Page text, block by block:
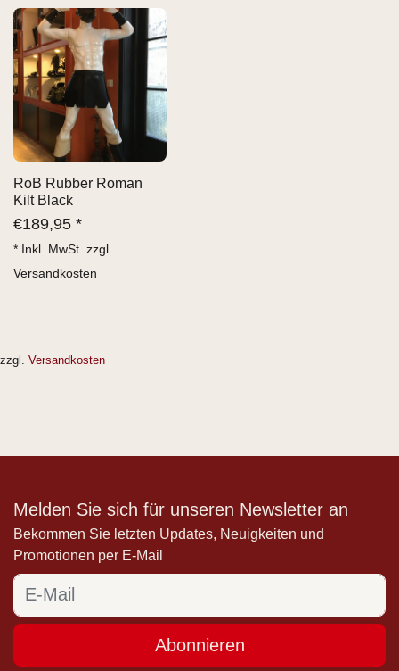
RoB Rubber Roman
Kilt Black
€189,95 *
* Inkl. MwSt. zzgl.
Versandkosten
zzgl. Versandkosten
Melden Sie sich für unseren Newsletter an
Bekommen Sie letzten Updates, Neuigkeiten und
Promotionen per E-Mail
Abonnieren